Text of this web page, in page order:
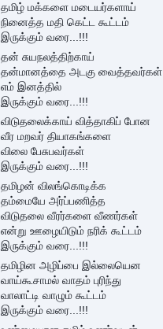
தமிழ் மக்களை மடையர்களாய்
நினைத்த மதி கெட்ட கூட்டம்
இருக்கும் வரை...!!!
தன் சுயநலத்திற்காய்
தன்மானத்தை அடகு வைத்தவர்கள்
எம் இனத்தில்
இருக்கும் வரை...!!!
விடுதலைக்காய் வித்தாகிப் போன
வீர மறவர் தியாகங்களை
விலை பேசுபவர்கள்
இருக்கும் வரை...!!!
தமிழன் விலங்கொடிக்க
தம்மையே அர்ப்பணித்த
விடுதலை வீரர்களை வீணர்கள்
என்று ஊழையிடும் நரிக் கூட்டம்
இருக்கும் வரை...!!!
தமிழின அழிப்பை இல்லையென
வாய்கூசாமல் வாதம் புரிந்து
வாலாட்டி வாழும் கூட்டம்
இருக்கும் வரை...!!!